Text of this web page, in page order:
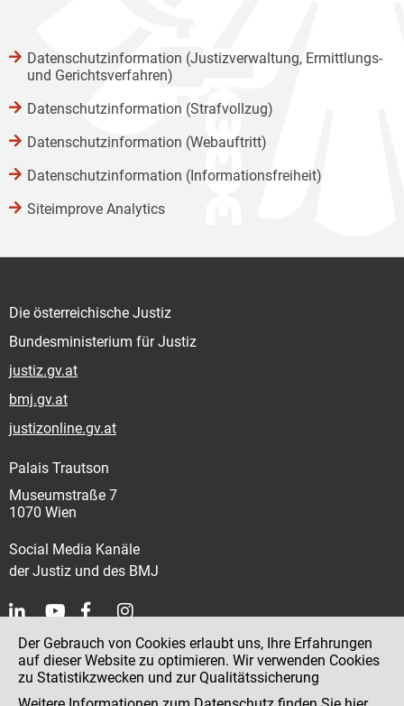
Datenschutzinformation (Justizverwaltung, Ermittlungs-
und Gerichtsverfahren)
Datenschutzinformation (Strafvollzug)
Datenschutzinformation (Webauftritt)
Datenschutzinformation (Informationsfreiheit)
Siteimprove Analytics
Die österreichische Justiz
Bundesministerium für Justiz
justiz.gv.at
bmj.gv.at
justizonline.gv.at
Palais Trautson
Museumstraße 7
1070 Wien
Social Media Kanäle
der Justiz und des BMJ
Kontakt
Impressum
Der Gebrauch von Cookies erlaubt uns, Ihre Erfahrungen
auf dieser Website zu optimieren. Wir verwenden Cookies
zu Statistikzwecken und zur Qualitätssicherung